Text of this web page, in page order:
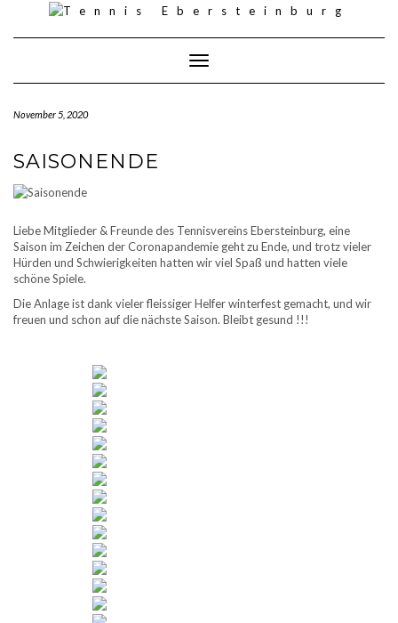
content
Toggle Navigation
November 5, 2020
SAISONENDE
Liebe Mitglieder & Freunde des Tennisvereins Ebersteinburg, eine
Saison im Zeichen der Coronapandemie geht zu Ende, und trotz vieler
Hürden und Schwierigkeiten hatten wir viel Spaß und hatten viele
schöne Spiele.
Die Anlage ist dank vieler fleissiger Helfer winterfest gemacht, und wir
freuen und schon auf die nächste Saison. Bleibt gesund !!!